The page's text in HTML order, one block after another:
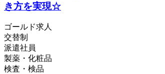
き方を実現☆
ゴールド求人
交替制
派遣社員
製薬・化粧品
検査・検品